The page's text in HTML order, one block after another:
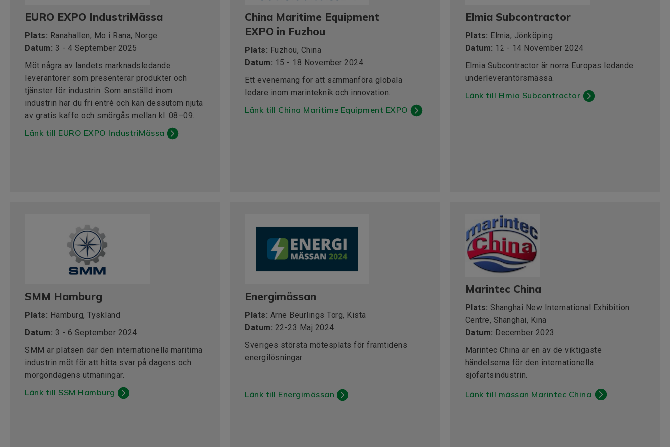
EURO EXPO IndustriMässa
Plats: Ranahallen, Mo i Rana, Norge
Datum: 3 - 4 September 2025
Möt några av landets marknadsledande
leverantörer som presenterar produkter och
tjänster för industrin. Som anställd inom
industrin har du fri entré och kan dessutom njuta
av gratis kaffe och smörgås mellan kl. 08–09.
Länk till EURO EXPO IndustriMässa
China Maritime Equipment
EXPO in Fuzhou
Plats: Fuzhou, China
Datum: 15 - 18 November 2024
Ett evenemang för att sammanföra globala
ledare inom marinteknik och innovation.
Länk till China Maritime Equipment EXPO
Elmia Subcontractor
Plats: Elmia, Jönköping
Datum: 12 - 14 November 2024
Elmia Subcontractor är norra Europas ledande
underleverantörsmässa.
Länk till Elmia Subcontractor
SMM Hamburg
Plats: Hamburg, Tyskland
Datum: 3 - 6 September 2024
SMM är platsen där den internationella maritima
industrin möt för att hitta svar på dagens och
morgondagens utmaningar.
Länk till SSM Hamburg
Energimässan
Plats: Arne Beurlings Torg, Kista
Datum: 22-23 Maj 2024
Sveriges största mötesplats för framtidens
energilösningar
Länk till Energimässan
Marintec China
Plats:Shanghai New International Exhibition
Centre, Shanghai, Kina
Datum: December 2023
Marintec China är en av de viktigaste
händelserna för den internationella
sjöfartsindustrin.
Länk till mässan Marintec China